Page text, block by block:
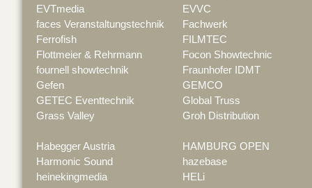
EVTmedia
EVVC
faces Veranstaltungstechnik
Fachwerk
Ferrofish
FILMTEC
Flottmeier & Rehrmann
Focon Showtechnic
fournell showtechnik
Fraunhofer IDMT
Gefen
GEMCO
GETEC Eventtechnik
Global Truss
Grass Valley
Groh Distribution
Habegger Austria
HAMBURG OPEN
Harmonic Sound
hazebase
heinekingmedia
HELi